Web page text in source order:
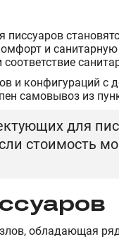
и
соответствие
и конфигураций с
самовывоз из
для
стоимость
обладающая